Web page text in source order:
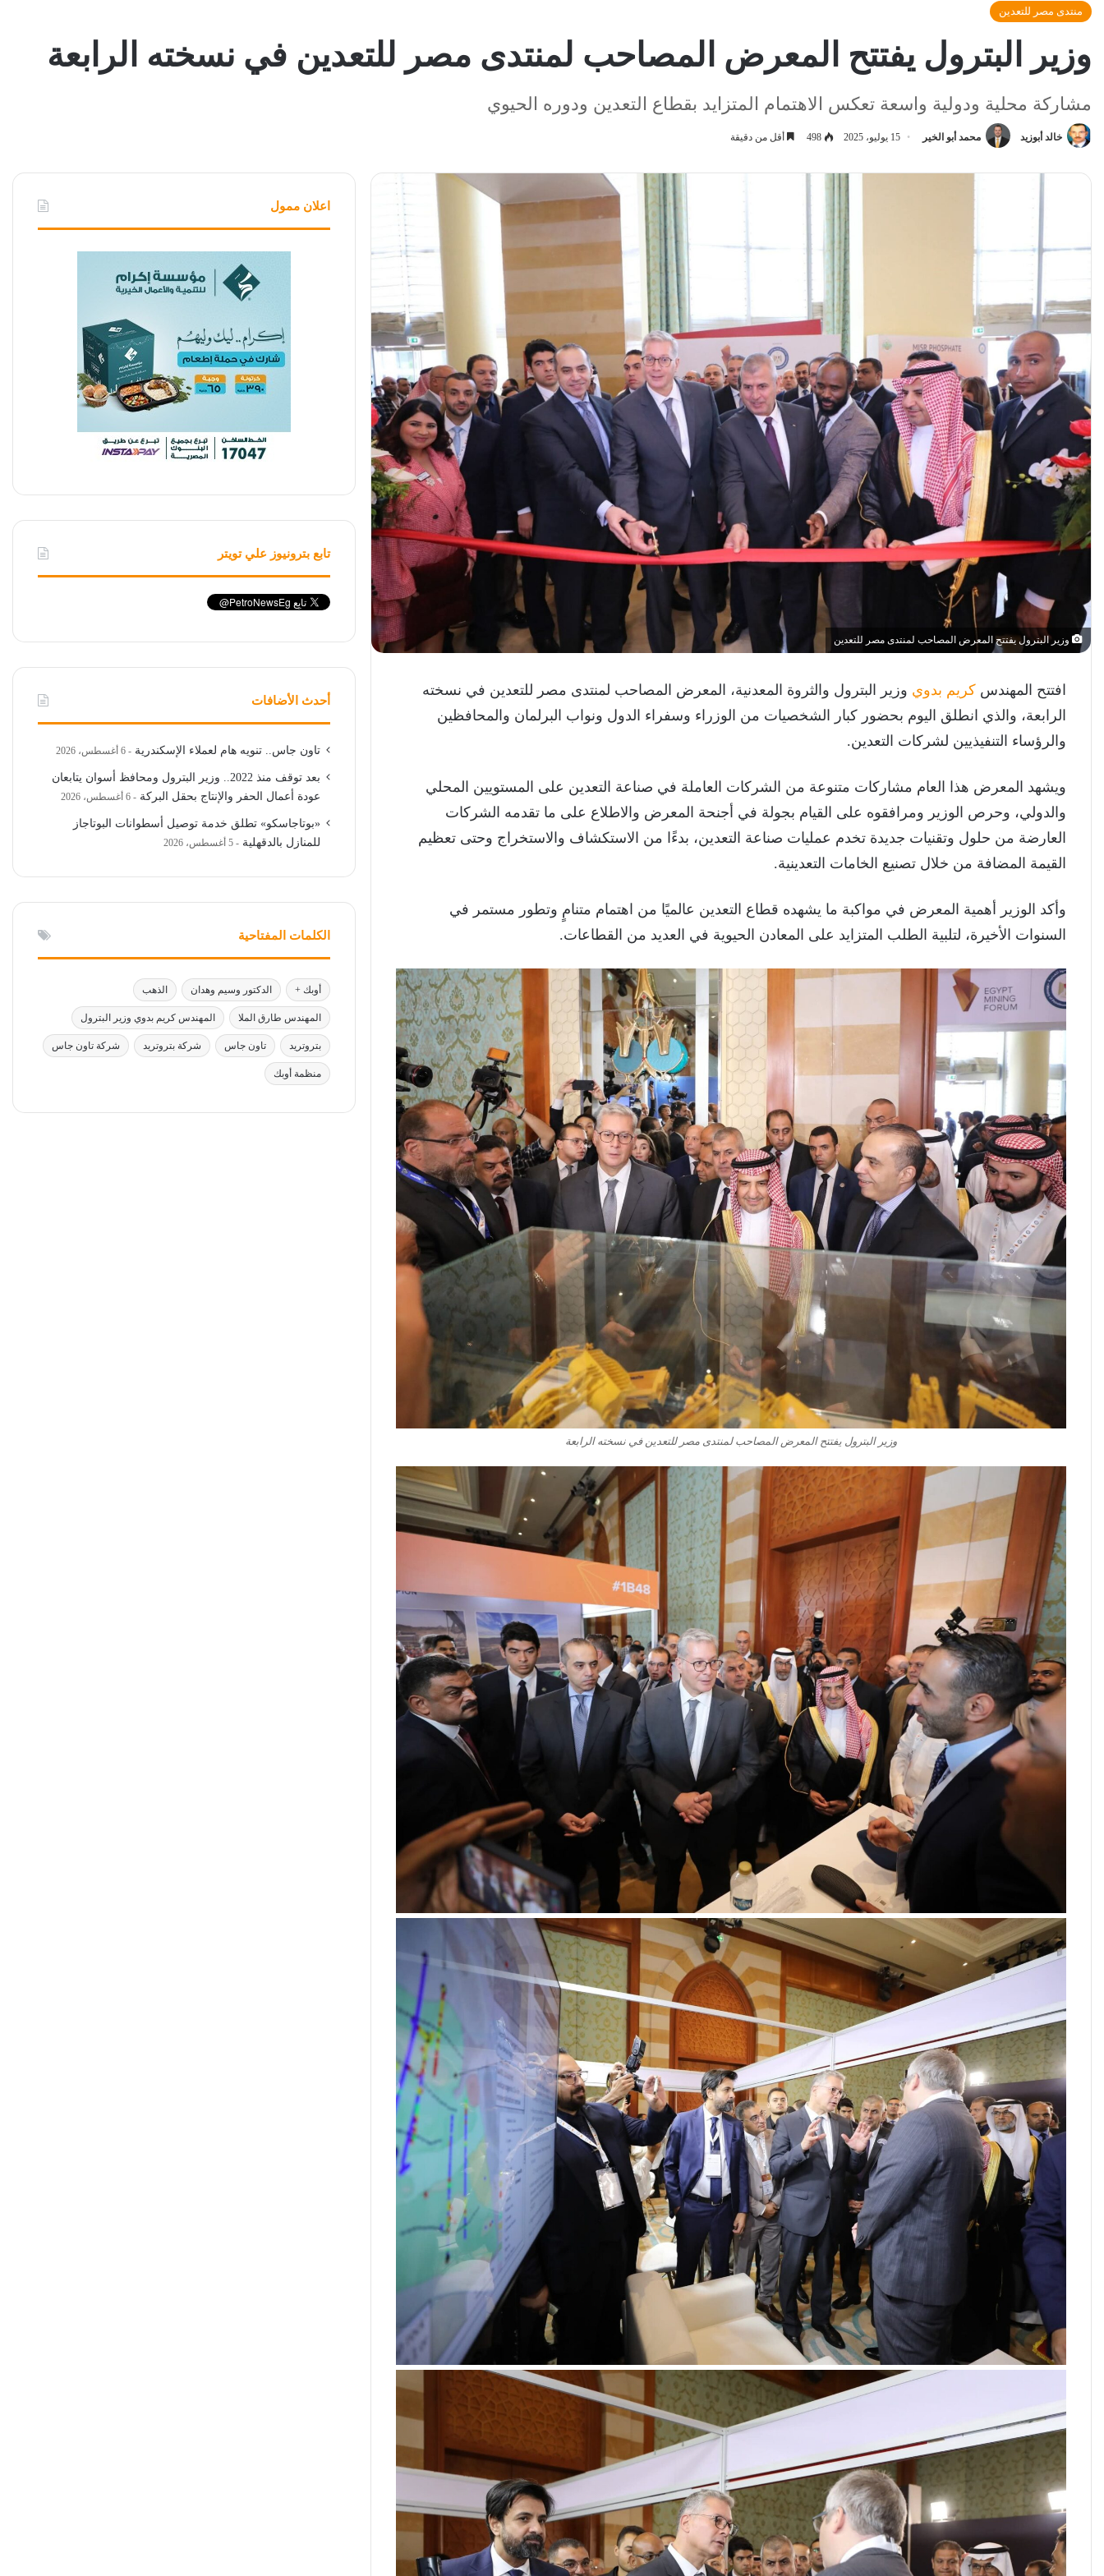
منتدى مصر للتعدين
وزير البترول يفتتح المعرض المصاحب لمنتدى مصر للتعدين في نسخته الرابعة
مشاركة محلية ودولية واسعة تعكس الاهتمام المتزايد بقطاع التعدين ودوره الحيوي
خالد أبوزيد محمد أبو الخير 15 يوليو، 2025 498 أقل من دقيقة
وزير البترول يفتتح المعرض المصاحب لمنتدى مصر للتعدين
افتتح المهندس كريم بدوي وزير البترول والثروة المعدنية، المعرض المصاحب لمنتدى مصر للتعدين في نسخته
الرابعة، والذي انطلق اليوم بحضور كبار الشخصيات من الوزراء وسفراء الدول ونواب البرلمان والمحافظين
والرؤساء التنفيذيين لشركات التعدين.
ويشهد المعرض هذا العام مشاركات متنوعة من الشركات العاملة في صناعة التعدين على المستويين المحلي
والدولي، وحرص الوزير ومرافقوه على القيام بجولة في أجنحة المعرض والاطلاع على ما تقدمه الشركات
العارضة من حلول وتقنيات جديدة تخدم عمليات صناعة التعدين، بدءًا من الاستكشاف والاستخراج وحتى تعظيم
القيمة المضافة من خلال تصنيع الخامات التعدينية.
وأكد الوزير أهمية المعرض في مواكبة ما يشهده قطاع التعدين عالميًا من اهتمام متنامٍ وتطور مستمر في
السنوات الأخيرة، لتلبية الطلب المتزايد على المعادن الحيوية في العديد من القطاعات.
وزير البترول يفتتح المعرض المصاحب لمنتدى مصر للتعدين في نسخته الرابعة
اعلان ممول
تابع بترونيوز علي تويتر
أحدث الأضافات
تاون جاس.. تنويه هام لعملاء الإسكندرية 6 أغسطس، 2026
بعد توقف منذ 2022.. وزير البترول ومحافظ أسوان يتابعان
عودة أعمال الحفر والإنتاج بحقل البركة
6 أغسطس، 2026
«بوتاجاسكو» تطلق خدمة توصيل أسطوانات البوتاجاز
للمنازل بالدقهلية
5 أغسطس، 2026
الكلمات المفتاحية
أوبك + الدكتور وسيم وهدان الذهب
المهندس طارق الملا المهندس كريم بدوي وزير البترول
بتروتريد تاون جاس شركة بتروتريد شركة تاون جاس
منظمة أوبك